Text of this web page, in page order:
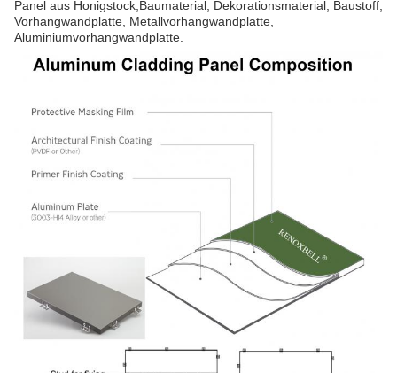
Panel aus Honigstock,Baumaterial, Dekorationsmaterial, Baustoff,
Vorhangwandplatte, Metallvorhangwandplatte,
Aluminiumvorhangwandplatte.